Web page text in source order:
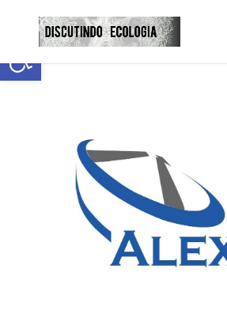
Abrir a barra de